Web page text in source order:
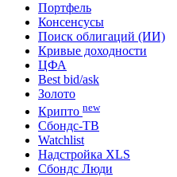
Портфель
Консенсусы
Поиск облигаций (ИИ)
Кривые доходности
ЦФА
Best bid/ask
Золото
Крипто new
Сбондс-ТВ
Watchlist
Надстройка XLS
Сбондс Люди